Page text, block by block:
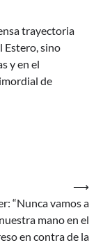
trayectoria
Estero, sino
y en el
de
“Nunca vamos a
mano en el
en contra de la
⟶